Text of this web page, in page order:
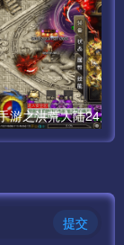
交流使用，版
24小时之内自
提交